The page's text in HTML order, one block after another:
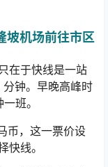
坡机场前往市区
在于快线是一站
钟。早晚高峰时
班。
币，这一票价设
快线。